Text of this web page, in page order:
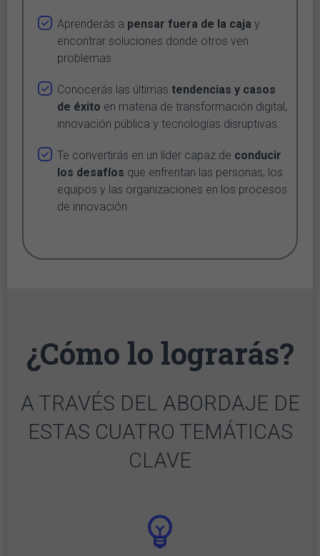
Aprenderás a pensar fuera de la caja y
encontrar soluciones donde otros ven
problemas.
Conocerás las últimas tendencias y casos
de éxito en materia de transformación digital,
innovación pública y tecnologías disruptivas.
Te convertirás en un líder capaz de conducir
los desafíos que enfrentan las personas, los
equipos y las organizaciones en los procesos
de innovación.
¿Cómo lo lograrás?
A TRAVÉS DEL ABORDAJE DE
ESTAS CUATRO TEMÁTICAS
CLAVE